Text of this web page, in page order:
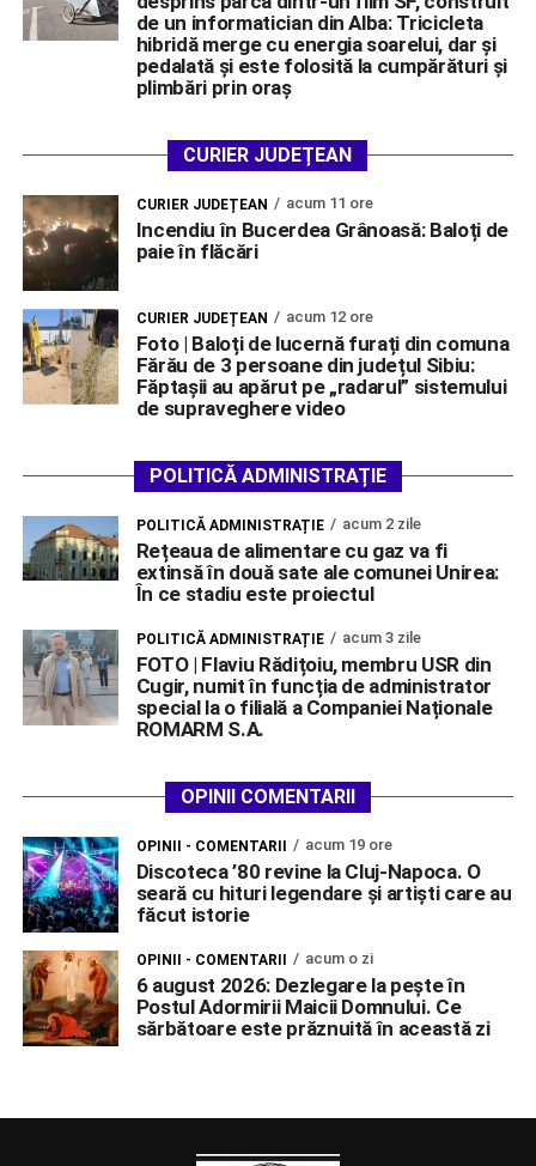
de un informatician din Alba: Tricicleta
hibridă merge cu energia soarelui, dar și
pedalată și este folosită la cumpărături și
plimbări prin oraș
CURIER JUDEȚEAN
CURIER JUDEȚEAN acum 11 ore
Incendiu în Bucerdea Grânoasă: Baloți de
paie în flăcări
CURIER JUDEȚEAN acum 12 ore
Foto | Baloți de lucernă furați din comuna
Fărău de 3 persoane din județul Sibiu:
Făptașii au apărut pe „radarul” sistemului
de supraveghere video
POLITICĂ ADMINISTRAȚIE
POLITICĂ ADMINISTRAȚIE acum 2 zile
Rețeaua de alimentare cu gaz va fi
extinsă în două sate ale comunei Unirea:
În ce stadiu este proiectul
POLITICĂ ADMINISTRAȚIE acum 3 zile
FOTO | Flaviu Rădițoiu, membru USR din
Cugir, numit în funcția de administrator
special la o filială a Companiei Naționale
ROMARM S.A.
OPINII COMENTARII
OPINII - COMENTARII acum 19 ore
Discoteca ’80 revine la Cluj-Napoca. O
seară cu hituri legendare și artiști care au
făcut istorie
OPINII - COMENTARII acum o zi
6 august 2026: Dezlegare la pește în
Postul Adormirii Maicii Domnului. Ce
sărbătoare este prăznuită în această zi